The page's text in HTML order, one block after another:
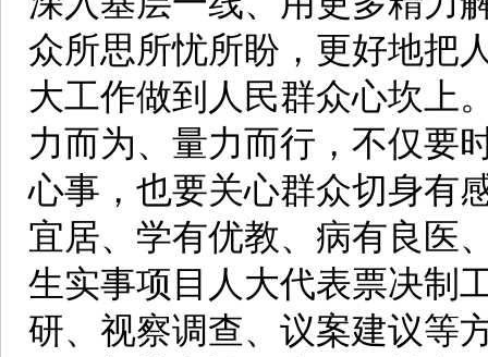
众所思所忧所盼，更好地把
大工作做到人民群众心坎上
力而为、量力而行，不仅要
心事，也要关心群众切身有
宜居、学有优教、病有良医
生实事项目人大代表票决制
研、视察调查、议案建议等